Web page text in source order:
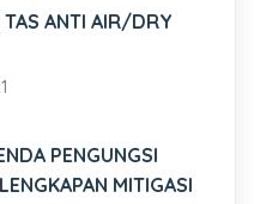
TAS ANTI AIR/DRY
PENGUNGSI
MITIGASI